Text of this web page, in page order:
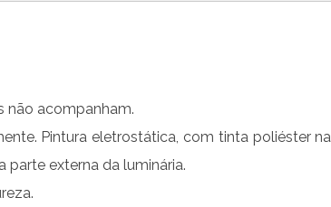
não acompanham.
Pintura eletrostática, com tinta poliéster na
parte externa da luminária.